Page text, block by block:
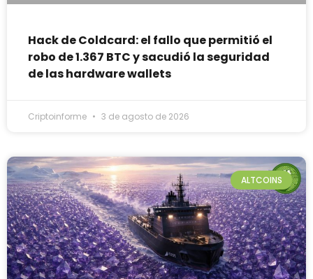
Hack de Coldcard: el fallo que permitió el
robo de 1.367 BTC y sacudió la seguridad
de las hardware wallets
Criptoinforme 3 de agosto de 2026
ALTCOINS